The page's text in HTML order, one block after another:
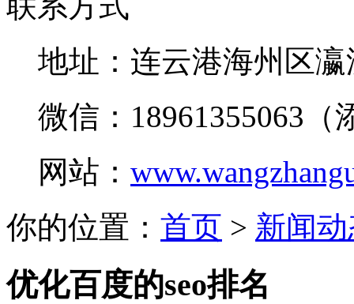
地址：连云港海州区瀛
微信：18961355063（
网站：
你的位置： 首页 > 新闻
优化百度的seo排名